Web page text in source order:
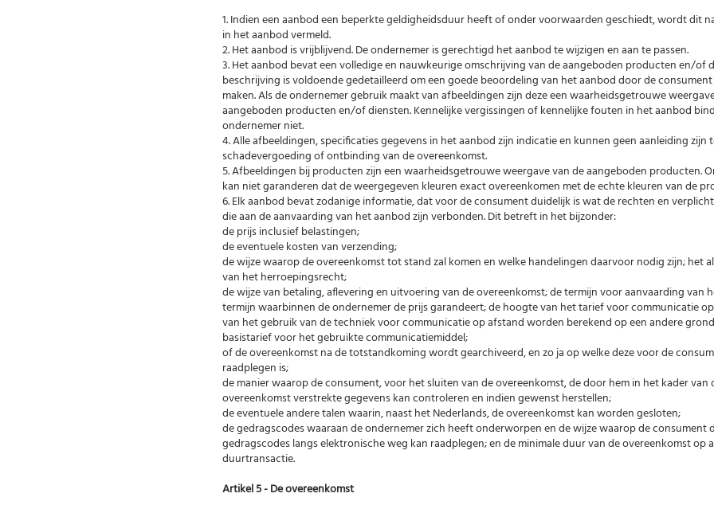
1. Indien een aanbod een beperkte geldigheidsduur heeft of onder voorwaarden geschiedt, wordt dit
in het aanbod vermeld.
2. Het aanbod is vrijblijvend. De ondernemer is gerechtigd het aanbod te wijzigen en aan te passen.
3. Het aanbod bevat een volledige en nauwkeurige omschrijving van de aangeboden producten en/of
beschrijving is voldoende gedetailleerd om een goede beoordeling van het aanbod door de
maken. Als de ondernemer gebruik maakt van afbeeldingen zijn deze een waarheidsgetrouwe
aangeboden producten en/of diensten. Kennelijke vergissingen of kennelijke fouten in het aanbod
ondernemer niet.
4. Alle afbeeldingen, specificaties gegevens in het aanbod zijn indicatie en kunnen geen aanleiding zijn
schadevergoeding of ontbinding van de overeenkomst.
5. Afbeeldingen bij producten zijn een waarheidsgetrouwe weergave van de aangeboden producten.
kan niet garanderen dat de weergegeven kleuren exact overeenkomen met de echte kleuren van de
6. Elk aanbod bevat zodanige informatie, dat voor de consument duidelijk is wat de rechten en
die aan de aanvaarding van het aanbod zijn verbonden. Dit betreft in het bijzonder:
de prijs inclusief belastingen;
de eventuele kosten van verzending;
de wijze waarop de overeenkomst tot stand zal komen en welke handelingen daarvoor nodig zijn; het
van het herroepingsrecht;
de wijze van betaling, aflevering en uitvoering van de overeenkomst; de termijn voor aanvaarding van
termijn waarbinnen de ondernemer de prijs garandeert; de hoogte van het tarief voor communicatie
van het gebruik van de techniek voor communicatie op afstand worden berekend op een andere
basistarief voor het gebruikte communicatiemiddel;
of de overeenkomst na de totstandkoming wordt gearchiveerd, en zo ja op welke deze voor de
raadplegen is;
de manier waarop de consument, voor het sluiten van de overeenkomst, de door hem in het kader van
overeenkomst verstrekte gegevens kan controleren en indien gewenst herstellen;
de eventuele andere talen waarin, naast het Nederlands, de overeenkomst kan worden gesloten;
de gedragscodes waaraan de ondernemer zich heeft onderworpen en de wijze waarop de consument
gedragscodes langs elektronische weg kan raadplegen; en de minimale duur van de overeenkomst op
duurtransactie.
Artikel 5 - De overeenkomst